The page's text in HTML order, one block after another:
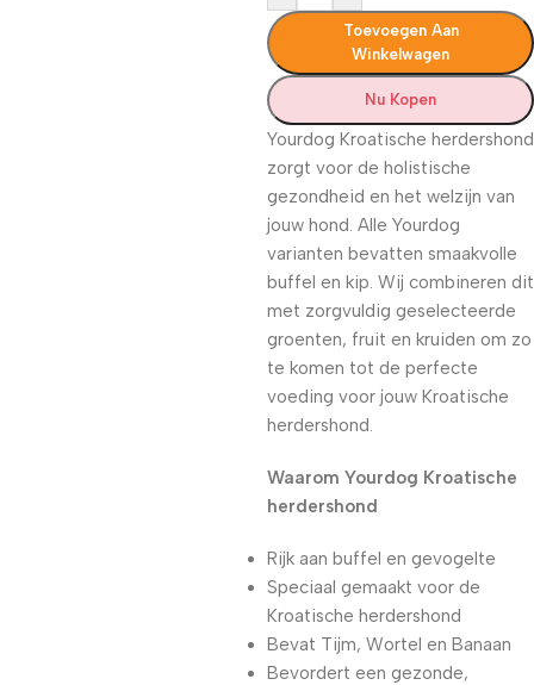
Toevoegen Aan
Winkelwagen
Nu Kopen
Yourdog Kroatische herdershond
zorgt voor de holistische
gezondheid en het welzijn van
jouw hond. Alle Yourdog
varianten bevatten smaakvolle
buffel en kip. Wij combineren dit
met zorgvuldig geselecteerde
groenten, fruit en kruiden om zo
te komen tot de perfecte
voeding voor jouw Kroatische
herdershond.
Waarom Yourdog Kroatische
herdershond
Rijk aan buffel en gevogelte
Speciaal gemaakt voor de
Kroatische herdershond
Bevat Tijm, Wortel en Banaan
Bevordert een gezonde,